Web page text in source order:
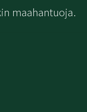
maahantuoja.